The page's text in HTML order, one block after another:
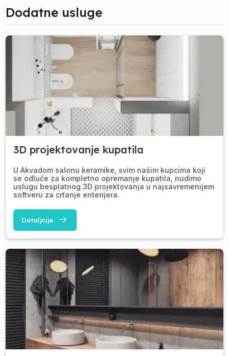
Dodatne usluge
3D projektovanje kupatila
U Akvadom salonu keramike, svim našim kupcima koji
se odluče za kompletno opremanje kupatila, nudimo
uslugu besplatnog 3D projektovanja u najsavremenijem
softveru za crtanje enterijera.
Detaljnije